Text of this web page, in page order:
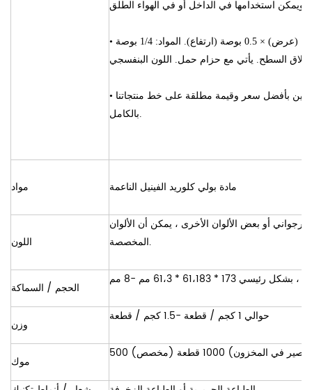
• تفاصيل المنتج - الأبعاد: 71 بوصة (طول) × 24 بوصة (عرض) × 0.5 بوصة (ارتفاع). المواد: 1/4 بوصة
السطح. يأتي مع حزام حمل. اللون البنفسجي
• بأفضل سعر وقيمة مطلقة على خط منتجاتنا
مواد مادة بولي كلوريد الفينيل الناعمة
اللون
أو بعض الألوان الأخرى ، يمكن أن الألوان
المخصصة.
الحجم / السماكة
وزن
حوالي 1 كجم / قطعة -1.5 كجم / قطعة
موك
في المخزون) 1000 قطعة (مخصص)